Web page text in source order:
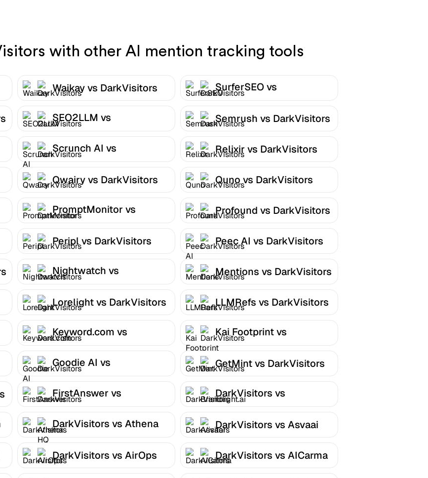
with other AI mention tracking tools
Waikay vs DarkVisitors
SurferSEO vs
DarkVisitors
SEO2LLM vs
DarkVisitors
Semrush vs DarkVisitors
Scrunch AI vs
DarkVisitors
Relixir vs DarkVisitors
Qwairy vs DarkVisitors Quno vs DarkVisitors
PromptMonitor vs
DarkVisitors
Profound vs DarkVisitors
Peripl vs DarkVisitors Peec AI vs DarkVisitors
Nightwatch vs
DarkVisitors
Mentions vs DarkVisitors
Lorelight vs DarkVisitors LLMRefs vs DarkVisitors
Keyword.com vs
DarkVisitors
Kai Footprint vs
DarkVisitors
Goodie AI vs
DarkVisitors
GetMint vs DarkVisitors
FirstAnswer vs
DarkVisitors
DarkVisitors vs
Brandlight.ai
DarkVisitors vs Athena
HQ
DarkVisitors vs Asvaai
DarkVisitors vs AirOps DarkVisitors vs AICarma